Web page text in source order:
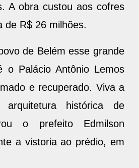
A obra custou aos cofres
de R$ 26 milhões.
de Belém esse grande
o Palácio Antônio Lemos
e recuperado. Viva a
histórica de
o prefeito Edmilson
a vistoria ao prédio, em